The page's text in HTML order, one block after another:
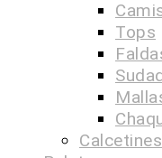
Tops